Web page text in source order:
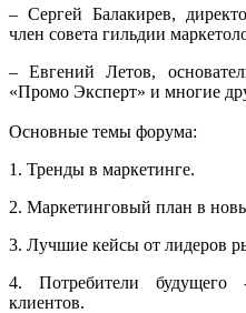
– Сергей Балакирев,
член совета гильдии
– Евгений Летов,
«Промо Эксперт» и многие
Основные темы форума:
1. Тренды в маркетинге.
2. Маркетинговый план в
3. Лучшие кейсы от лидеров
4. Потребители
клиентов.